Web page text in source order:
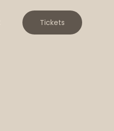
Tickets